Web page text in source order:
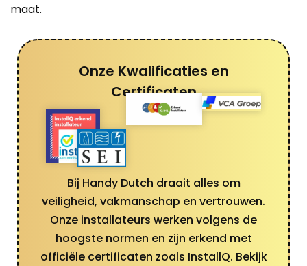
maat.
Onze Kwalificaties en
Certificaten
Bij Handy Dutch draait alles om
veiligheid, vakmanschap en vertrouwen.
Onze installateurs werken volgens de
hoogste normen en zijn erkend met
officiële certificaten zoals InstallQ. Bekijk